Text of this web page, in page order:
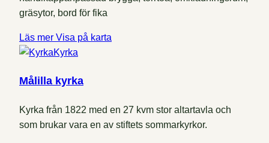
gräsytor, bord för fika
Läs mer Visa på karta
Kyrka
Målilla kyrka
Kyrka från 1822 med en 27 kvm stor altartavla och
som brukar vara en av stiftets sommarkyrkor.